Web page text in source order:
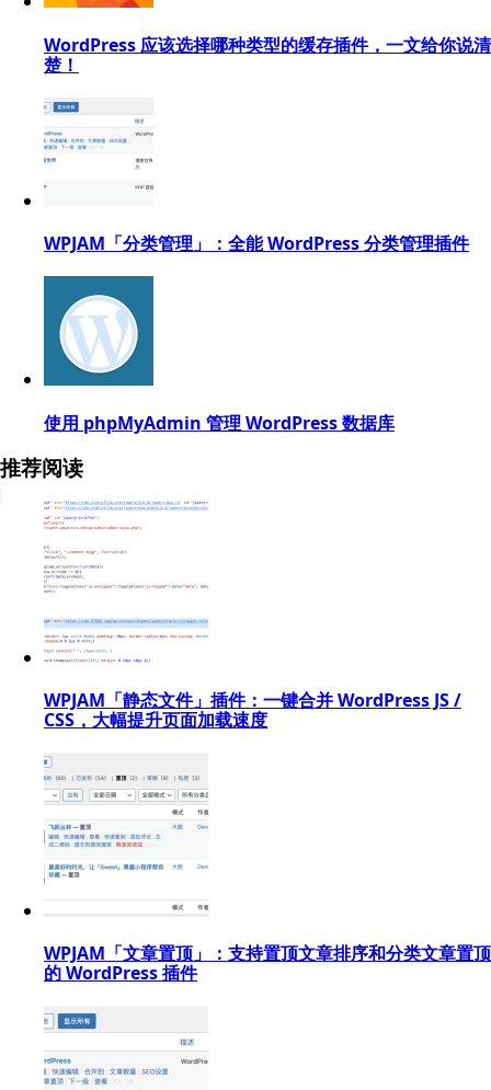
WordPress 应该选择哪种类型的缓存插件，一文给你说清
楚！
WPJAM「分类管理」：全能 WordPress 分类管理插件
使用 phpMyAdmin 管理 WordPress 数据库
推荐阅读
WPJAM「静态文件」插件：一键合并 WordPress JS /
CSS，大幅提升页面加载速度
WPJAM「文章置顶」：支持置顶文章排序和分类文章置顶
的 WordPress 插件